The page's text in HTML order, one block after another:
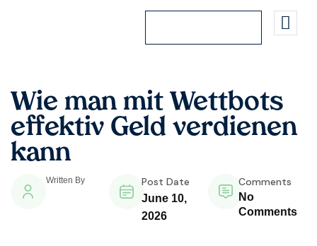
Wie man mit Wettbots
effektiv Geld verdienen
kann
Written By Post Date
June 10,
2026
Comments
No
Comments